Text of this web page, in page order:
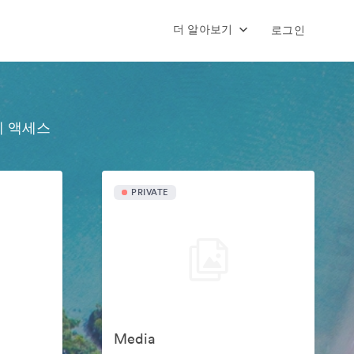
더 알아보기 로그인
액세스
PRIVATE
Media